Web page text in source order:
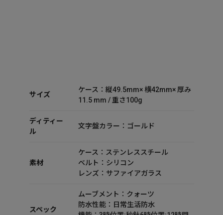
サイズ
ケース：縦49.5mm× 横42mm× 厚み
11.5 mm / 重さ100g
ディティー
ル
文字盤カラー：ゴールド
素材
ケース：ステンレススチール
ベルト：シリコン
レンズ：サファイアガラス
スペック
ムーブメント：クォーツ
防水性能：日常生活防水